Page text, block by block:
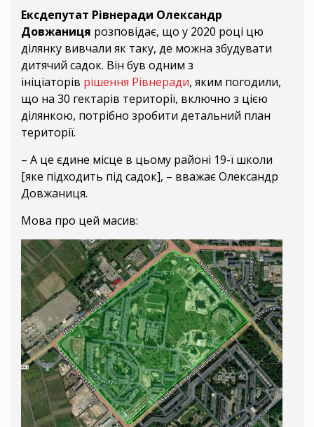
Ексдепутат Рівнеради Олександр
Довжаниця розповідає, що у 2020 році цю
ділянку вивчали як таку, де можна збудувати
дитячий садок. Він був одним з
ініціаторів рішення Рівнеради, яким погодили,
що на 30 гектарів території, включно з цією
ділянкою, потрібно зробити детальний план
території.
– А це єдине місце в цьому районі 19-ї школи
[яке підходить під садок], – вважає Олександр
Довжаниця.
Мова про цей масив: